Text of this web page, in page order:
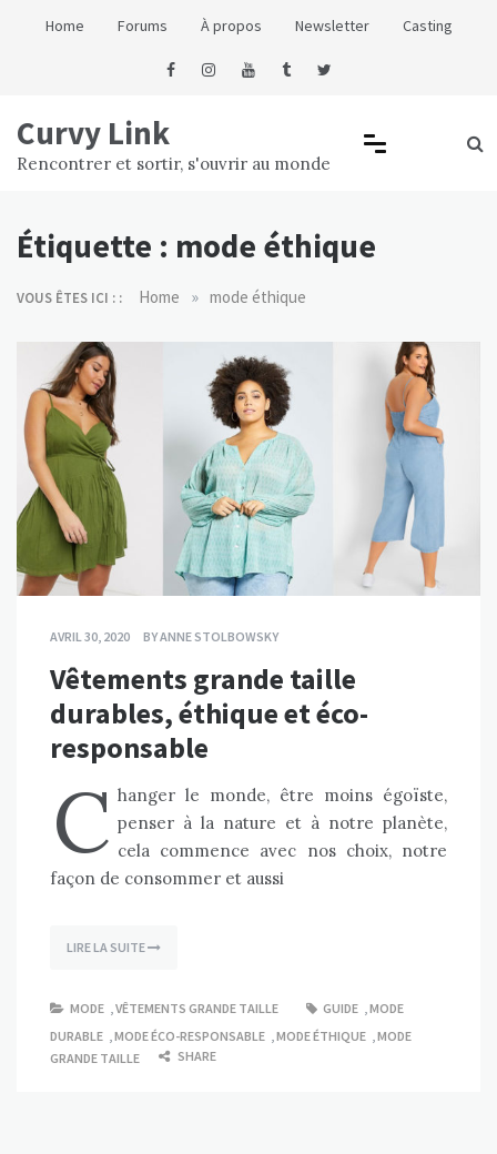
Home Forums À propos Newsletter Casting
Curvy Link
Rencontrer et sortir, s'ouvrir au monde
Étiquette : mode éthique
VOUS ÊTES ICI : : Home » mode éthique
AVRIL 30, 2020 BYANNE STOLBOWSKY
Vêtements grande taille
durables, éthique et éco-
responsable
C hanger le monde, être moins égoïste,
penser à la nature et à notre planète,
cela commence avec nos choix, notre
façon de consommer et aussi
LIRE LA SUITE
MODE VÊTEMENTS GRANDE TAILLE GUIDE
MODE
DURABLE
MODE ÉCO-RESPONSABLE MODE ÉTHIQUE
MODE
GRANDE TAILLE
SHARE